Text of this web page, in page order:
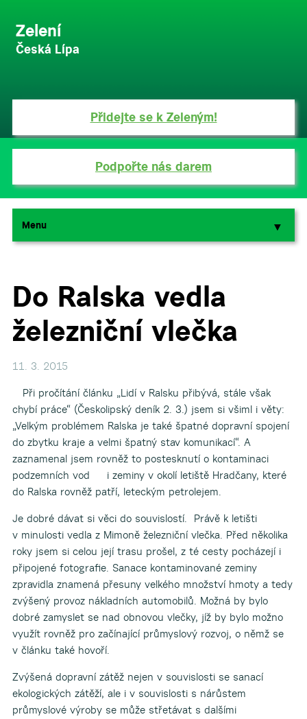
Zelení
Česká Lípa
Přidejte se k Zeleným!
Podpořte nás darem
Menu ▼
▼
Do Ralska vedla
železniční vlečka
11. 3. 2015
Při pročítání článku „Lidí v Ralsku přibývá, stále však
chybí práce“ (Českolipský deník 2. 3.) jsem si všiml i věty:
„Velkým problémem Ralska je také špatné dopravní spojení
do zbytku kraje a velmi špatný stav komunikací“. A
zaznamenal jsem rovněž to postesknutí o kontaminaci
podzemních vod i zeminy v okolí letiště Hradčany, které
do Ralska rovněž patří, leteckým petrolejem.
Je dobré dávat si věci do souvislostí. Právě k letišti
v minulosti vedla z Mimoně železniční vlečka. Před několika
roky jsem si celou její trasu prošel, z té cesty pocházejí i
připojené fotografie. Sanace kontaminované zeminy
zpravidla znamená přesuny velkého množství hmoty a tedy
zvýšený provoz nákladních automobilů. Možná by bylo
dobré zamyslet se nad obnovou vlečky, jíž by bylo možno
využít rovněž pro začínající průmyslový rozvoj, o němž se
v článku také hovoří.
Zvýšená dopravní zátěž nejen v souvislosti se sanací
ekoIogických zátěží, ale i v souvislosti s nárůstem
průmyslové výroby se může střetávat s dalšími